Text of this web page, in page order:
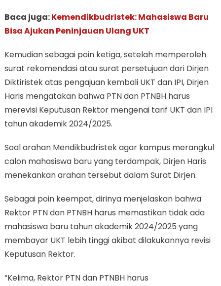
Baca juga:Kemendikbudristek: Mahasiswa Baru
Bisa Ajukan Peninjauan Ulang UKT
Kemudian sebagai poin ketiga, setelah memperoleh
surat rekomendasi atau surat persetujuan dari Dirjen
Diktiristek atas pengajuan kembali UKT dan IPI, Dirjen
Haris mengatakan bahwa PTN dan PTNBH harus
merevisi Keputusan Rektor mengenai tarif UKT dan IPI
tahun akademik 2024/2025.
Soal arahan Mendikbudristek agar kampus merangkul
calon mahasiswa baru yang terdampak, Dirjen Haris
menekankan arahan tersebut dalam Surat Dirjen.
Sebagai poin keempat, dirinya menjelaskan bahwa
Rektor PTN dan PTNBH harus memastikan tidak ada
mahasiswa baru tahun akademik 2024/2025 yang
membayar UKT lebih tinggi akibat dilakukannya revisi
Keputusan Rektor.
“Kelima, Rektor PTN dan PTNBH harus